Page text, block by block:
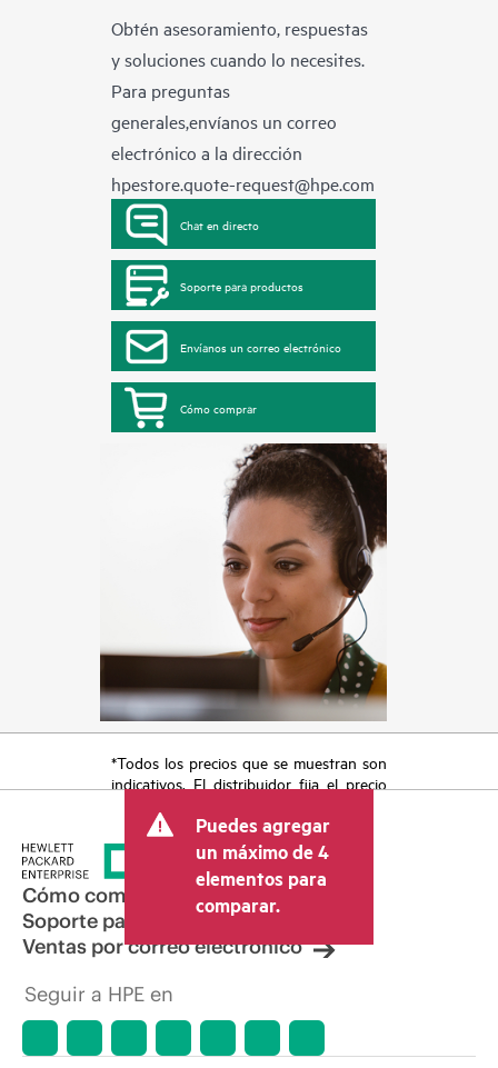
Obtén asesoramiento, respuestas
y soluciones cuando lo necesites.
Para preguntas
generales,envíanos un correo
electrónico a la dirección
hpestore.quote-request@hpe.com
Chat en directo
Soporte para productos
Envíanos un correo electrónico
Cómo comprar
*Todos los precios que se muestran son
indicativos. El distribuidor fija el precio
otros conceptos, como los impuestos a
la venta, el IVA y el envío. El precio de la
transacción que establece el distribuidor
puede variar con respecto a otros
distribuidores y al precio indicativo
mostrado. El precio indicativo puede
incluir ofertas promocionales por tiempo
hacer ajustes de precios en cualquier
momento por motivos que incluyen, a
condiciones del mercado,
Puedes agregar
un máximo de 4
elementos para
comparar.
Cómo comprar
Soporte para productos
Ventas por correo electrónico
Seguir a HPE en